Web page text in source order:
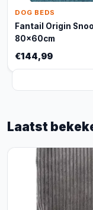
DOG BEDS
Fantail Origin
80x60cm
€144,99
Laatst